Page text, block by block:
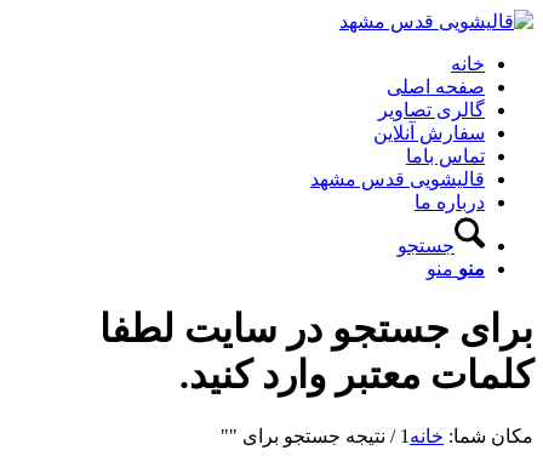
خانه
صفحه اصلی
گالری تصاویر
سفارش آنلاین
تماس باما
قالیشویی قدس مشهد
درباره ما
جستجو
منو منو
برای جستجو در سایت لطفا
کلمات معتبر وارد کنید.
مکان شما: خانه 1
/ نتیجه جستجو برای ""